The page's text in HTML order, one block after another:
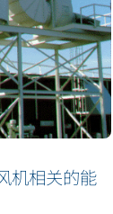
机相关的能